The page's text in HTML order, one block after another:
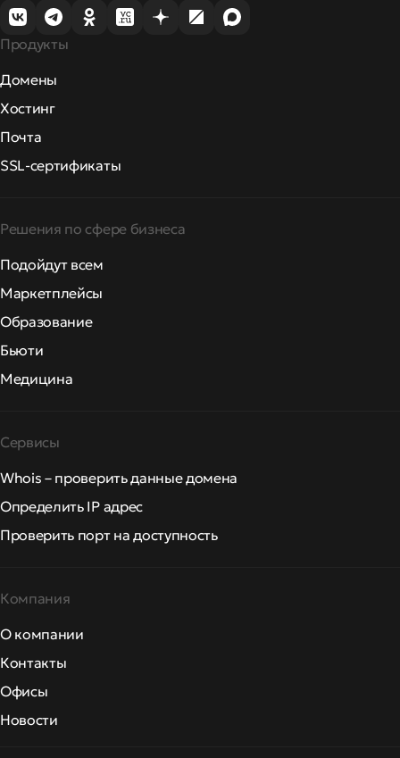
Продукты
Домены
Хостинг
Почта
SSL-сертификаты
Решения по сфере бизнеса
Подойдут всем
Маркетплейсы
Образование
Бьюти
Медицина
Сервисы
Whois – проверить данные домена
Определить IP адрес
Проверить порт на доступность
Компания
О компании
Контакты
Офисы
Новости